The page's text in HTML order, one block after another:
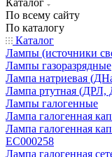
Каталог
По всему сайту
По каталогу
Каталог
Лампы (источники
Лампы газоразрядные
Лампа натриевая
Лампа ртутная (ДРЛ,
Лампы галогенные
Лампа галогенная
Лампа галогенная
EC000258
Лампа галогенная